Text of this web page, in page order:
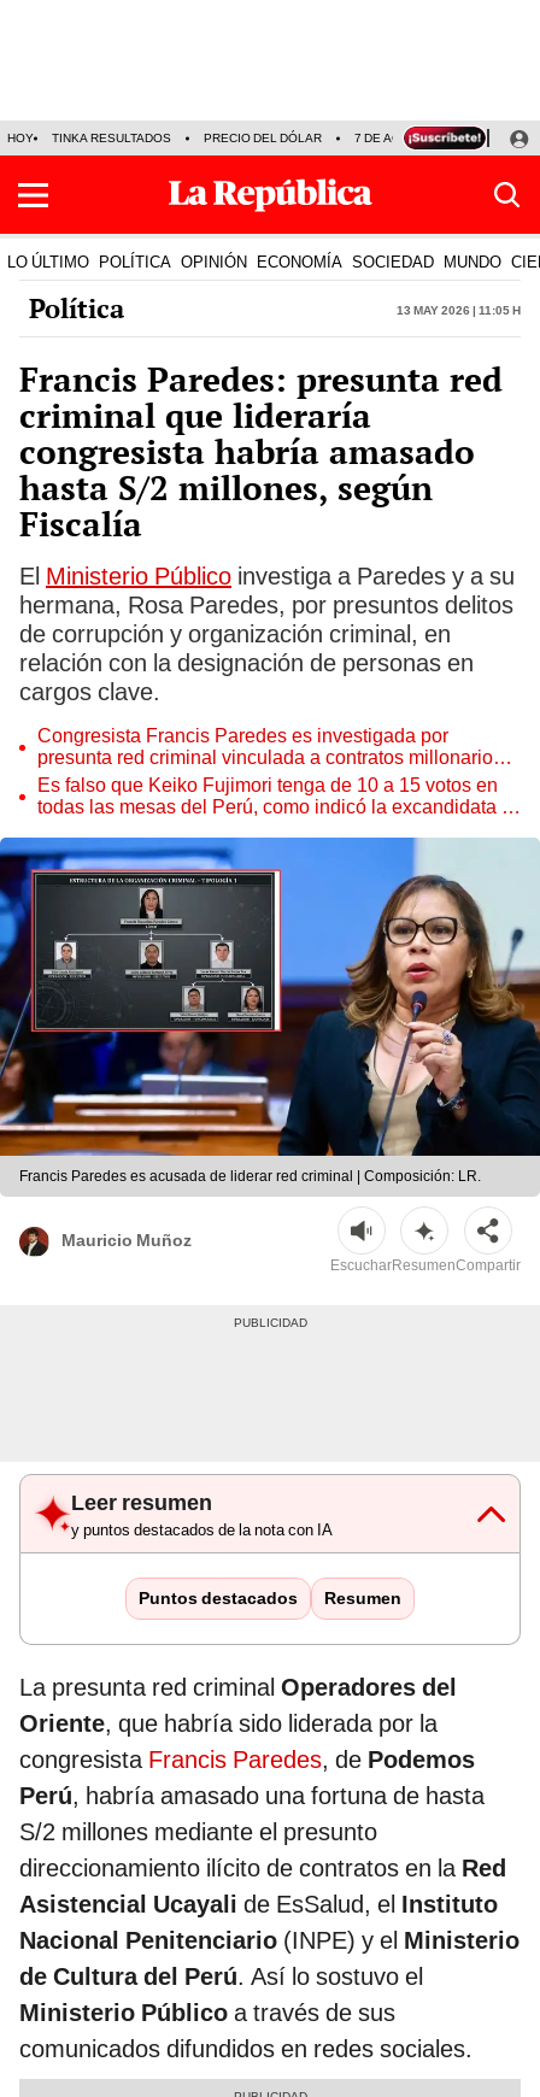
HOY TINKA RESULTADOS PRECIO DEL DÓLAR 7 DE AGOSTO OLLANTA
LO ÚLTIMO POLÍTICA OPINIÓN ECONOMÍA SOCIEDAD MUNDO
Política 13 May 2026 | 11:05 h
Francis Paredes: presunta red
criminal que lideraría
congresista habría amasado
hasta S/2 millones, según
Fiscalía
El Ministerio Público investiga a Paredes y a su
hermana, Rosa Paredes, por presuntos delitos
de corrupción y organización criminal, en
relación con la designación de personas en
cargos clave.
Congresista Francis Paredes es investigada por
presunta red criminal vinculada a contratos millonarios
en Ucayali
Es falso que Keiko Fujimori tenga de 10 a 15 votos en
todas las mesas del Perú, como indicó la excandidata al
Francis Paredes es acusada de liderar red criminal | Composición: LR.
Mauricio Muñoz
EscucharResumenCompartir
Leer resumen
y puntos destacados de la nota con IA
Puntos destacados Resumen
La presunta red criminal Operadores del
Oriente, que habría sido liderada por la
congresista Francis Paredes, de Podemos
Perú, habría amasado una fortuna de hasta
S/2 millones mediante el presunto
direccionamiento ilícito de contratos en la Red
Asistencial Ucayali de EsSalud, el Instituto
Nacional Penitenciario (INPE) y el Ministerio
de Cultura del Perú. Así lo sostuvo el
Ministerio Público a través de sus
comunicados difundidos en redes sociales.